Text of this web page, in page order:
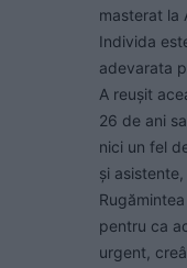
masterat la
Individa
adevarata
A reușit
26 de ani
nici un fel
și
pentru ca
urgent,